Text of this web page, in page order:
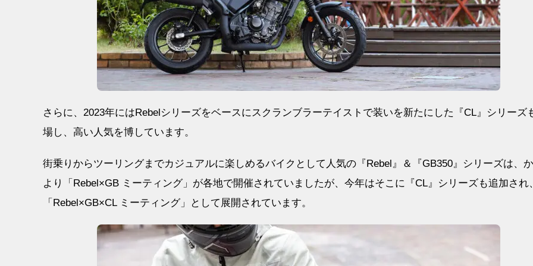
さらに、2023年にはRebelシリーズをベースにスクランブラーテイストで装いを新たにした『CL』シリーズ
場し、高い人気を博しています。
街乗りからツーリングまでカジュアルに楽しめるバイクとして人気の『Rebel』＆『GB350』シリーズは、
より「Rebel×GB ミーティング」が各地で開催されていましたが、今年はそこに『CL』シリーズも追加され、
「Rebel×GB×CL ミーティング」として展開されています。